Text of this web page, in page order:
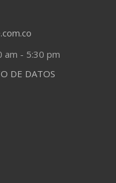
am - 5:30 pm
DE DATOS